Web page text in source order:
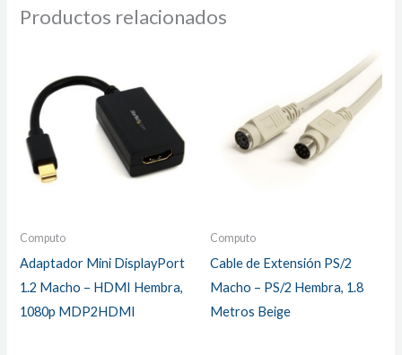
Productos relacionados
Computo
Adaptador Mini DisplayPort
1.2 Macho – HDMI Hembra,
1080p MDP2HDMI
Computo
Cable de Extensión PS/2
Macho – PS/2 Hembra, 1.8
Metros Beige